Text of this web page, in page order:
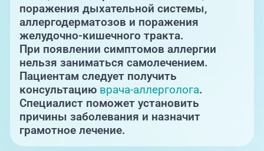
поражения дыхательной системы,
аллергодерматозов и поражения
желудочно-кишечного тракта.
При появлении симптомов аллергии
нельзя заниматься самолечением.
Пациентам следует получить
консультацию врача-аллерголога.
Специалист поможет установить
причины заболевания и назначит
грамотное лечение.